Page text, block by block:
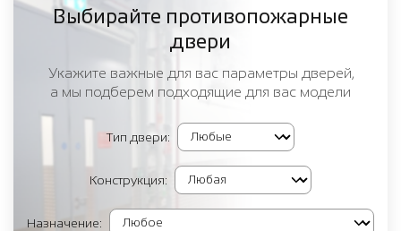
Выбирайте противопожарные
двери
Укажите важные для вас параметры дверей,
а мы подберем подходящие для вас модели
Тип двери:
Конструкция:
Назначение: